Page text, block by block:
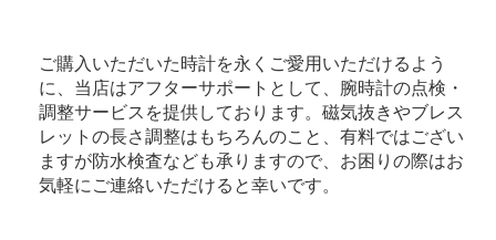
ご購入いただいた時計を永くご愛用いただけるよう
に、当店はアフターサポートとして、腕時計の点検・
調整サービスを提供しております。磁気抜きやブレス
レットの長さ調整はもちろんのこと、有料ではござい
ますが防水検査なども承りますので、お困りの際はお
気軽にご連絡いただけると幸いです。